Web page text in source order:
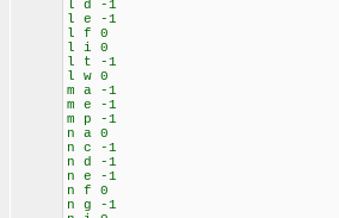
l d -1
l e -1
l f 0
l i 0
l t -1
l w 0
m a -1
m e -1
m p -1
n a 0
n c -1
n d -1
n e -1
n f 0
n g -1